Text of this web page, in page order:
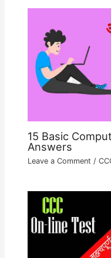
15 Basic
Answers
Leave a Comment /